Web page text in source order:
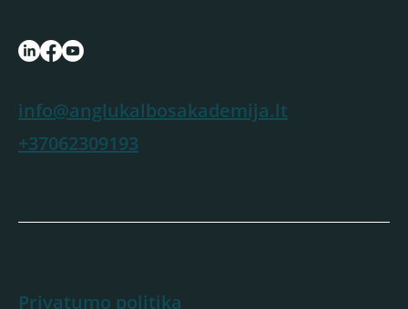
Privatumo politika
info@anglukalbosakademija.lt
+37062309193